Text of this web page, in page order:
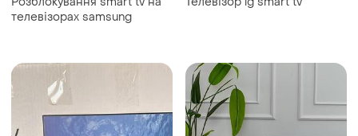
телевізорах samsung